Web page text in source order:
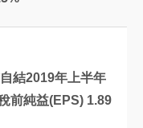
結2019年上半年
前純益(EPS) 1.89